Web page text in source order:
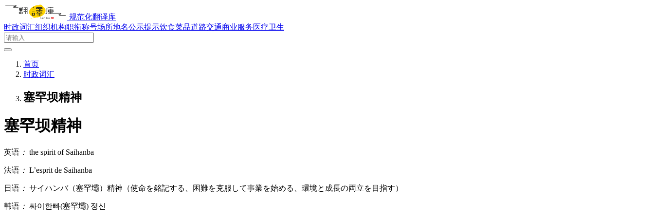
规范化翻译库
时政词汇组织机构职衔称号场所地名公示提示饮食菜品道路交通商业服务医疗卫生
首页
时政词汇
塞罕坝精神
塞罕坝精神
英语 ： the spirit of Saihanba
法语 ： L’esprit de Saihanba
日语 ： サイハンバ（塞罕壩）精神（使命を銘記する、困難を克服して事業を始める、環境と成長の両立を目指す）
韩语 ： 싸이한빠(塞罕壩) 정신